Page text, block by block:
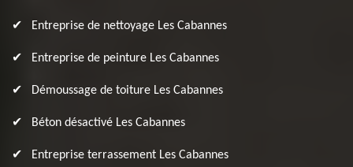
Entreprise de nettoyage Les Cabannes
Entreprise de peinture Les Cabannes
Démoussage de toiture Les Cabannes
Béton désactivé Les Cabannes
Entreprise terrassement Les Cabannes